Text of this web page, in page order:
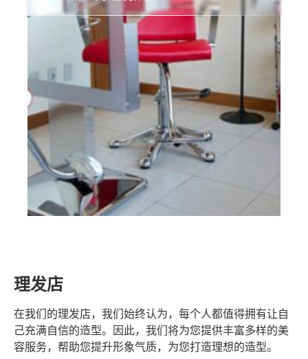
理发店
在我们的理发店，我们始终认为，每个人都值得拥有让自
己充满自信的造型。因此，我们将为您提供丰富多样的美
容服务，帮助您提升形象气质，为您打造理想的造型。